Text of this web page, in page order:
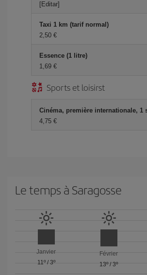
[Editar]
Taxi 1 km (tarif normal)
2,50 €
Essence (1 litre)
1,69 €
Sports et loisirst
Cinéma, première internationale, 1
4,75 €
Le temps à Saragosse
Janvier
11º/ 3º
Février
13º/ 3º